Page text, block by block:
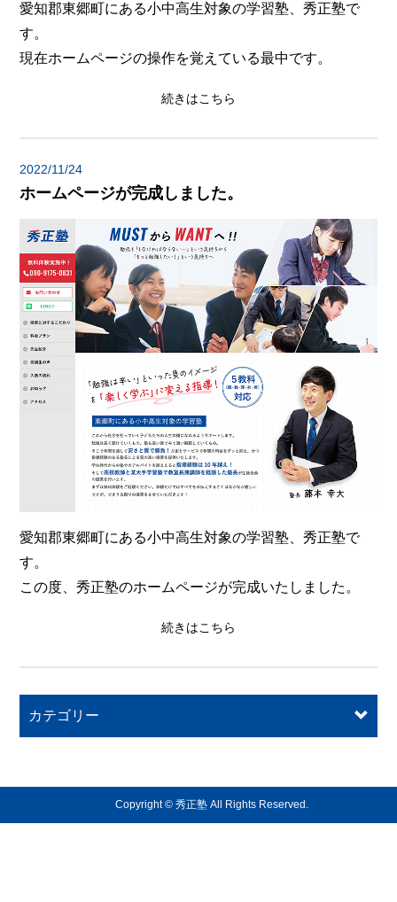
愛知郡東郷町にある小中高生対象の学習塾、秀正塾で
す。
現在ホームページの操作を覚えている最中です。
続きはこちら
2022/11/24
ホームページが完成しました。
愛知郡東郷町にある小中高生対象の学習塾、秀正塾で
す。
この度、秀正塾のホームページが完成いたしました。
続きはこちら
カテゴリー
Copyright © 秀正塾 All Rights Reserved.